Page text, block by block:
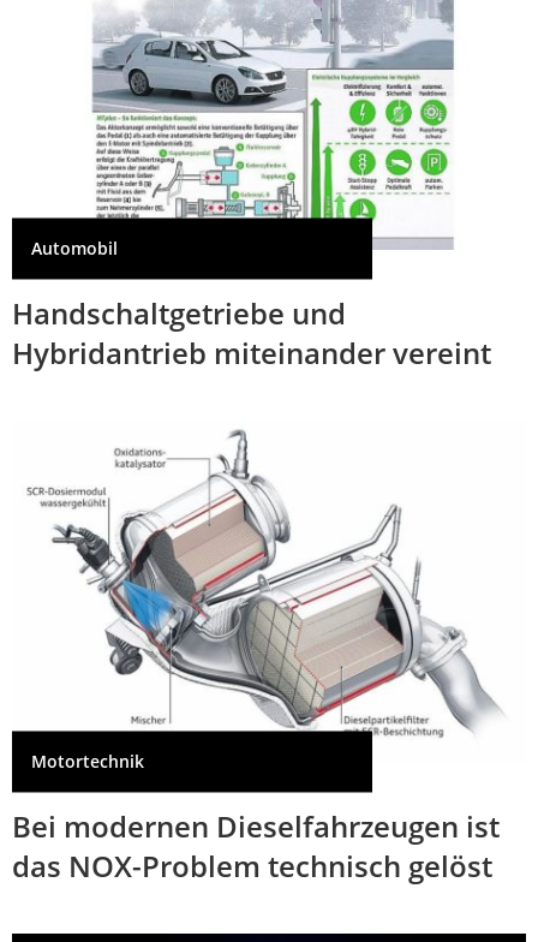
Automobil
Handschaltgetriebe und
Hybridantrieb miteinander vereint
Motortechnik
Bei modernen Dieselfahrzeugen ist
das NOX-Problem technisch gelöst